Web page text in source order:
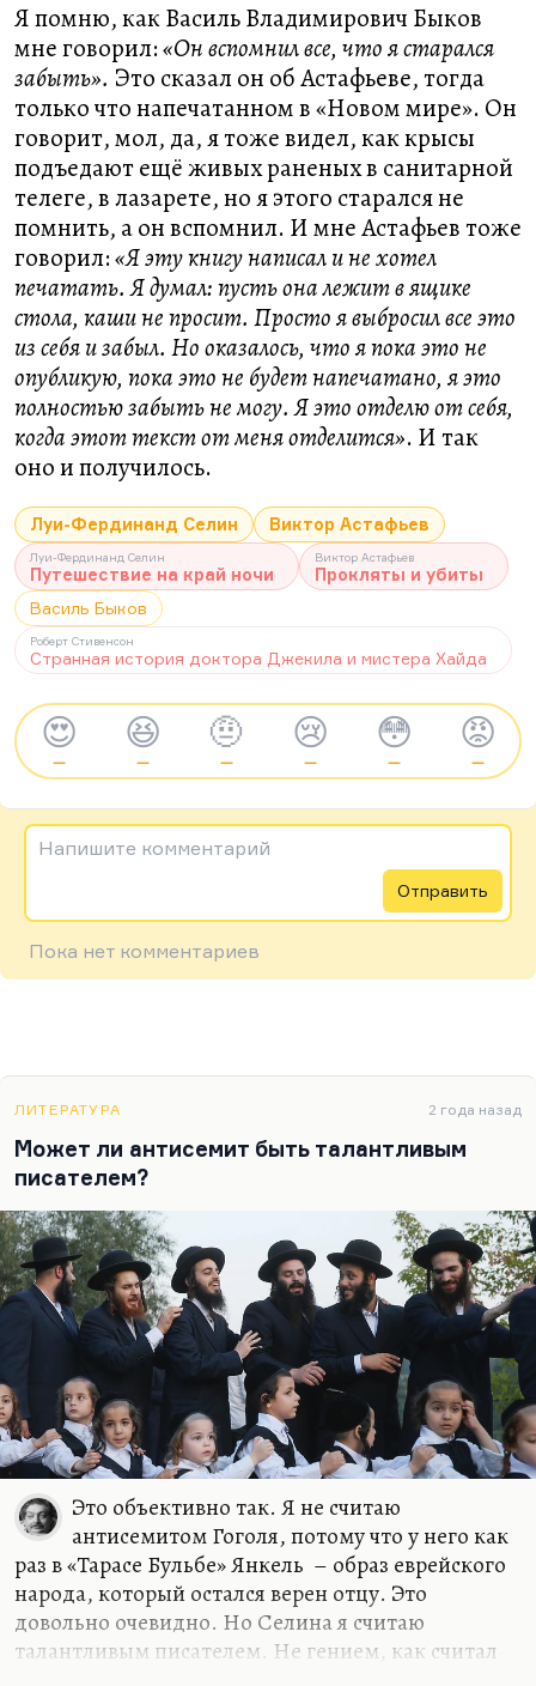
Я помню, как Василь Владимирович Быков
мне говорил:«Он вспомнил все, что я старался
забыть». Это сказал он об Астафьеве, тогда
только что напечатанном в «Новом мире». Он
говорит, мол, да, я тоже видел, как крысы
подъедают ещё живых раненых в санитарной
телеге, в лазарете, но я этого старался не
помнить, а он вспомнил. И мне Астафьев тоже
говорил:«Я эту книгу написал и не хотел
печатать. Я думал: пусть она лежит в ящике
стола, каши не просит. Просто я выбросил все это
из себя и забыл. Но оказалось, что я пока это не
опубликую, пока это не будет напечатано, я это
полностью забыть не могу. Я это отделю от себя,
когда этот текст от меня отделится». И так
оно и получилось.
Луи-Фердинанд Селин Виктор Астафьев
Луи-Фердинанд Селин
Путешествие на край ночи
Виктор Астафьев
Прокляты и убиты
Василь Быков
Роберт Стивенсон
Странная история доктора Джекила и мистера Хайда
😍
—
😆
—
🤨
—
😢
—
😳
—
😡
—
Напишите комментарий
Отправить
Пока нет комментариев
ЛИТЕРАТУРА 2 года назад
Может ли антисемит быть талантливым
писателем?
Это объективно так. Я не считаю
антисемитом Гоголя, потому что у него как
раз в «Тарасе Бульбе» Янкель – образ еврейского
народа, который остался верен отцу. Это
довольно очевидно. Но Селина я считаю
талантливым писателем. Не гением, как считал